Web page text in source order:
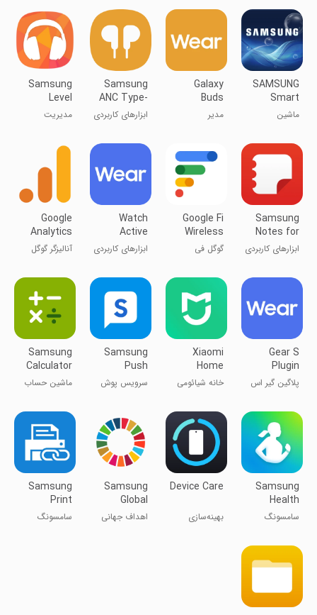
سامسونگ
سامسونگ)
سامسونگ
SAMSUNG
Smart
Washer/Dryer
ماشین
خشک‌کن
هوشمند
Galaxy
Buds
Manager
مدیر
Samsung
ANC Type-
C
ابزارهای کاربردی
Samsung
Level
مدیریت
Level
Samsung
Notes for
SAMSUNG
IWB
ابزارهای کاربردی
Google Fi
Wireless
گوگل فی
Watch
Active
Plugin
ابزارهای کاربردی
Google
Analytics
آنالیزگر گوگل
Gear S
Plugin
پلاگین گیر اس
Xiaomi
Home
خانه شیائومی
Samsung
Push
Service
سرویس پوش
Samsung
Calculator
ماشین حساب
Samsung
Health
سامسونگ
Device Care
بهینه‌سازی
Samsung
Global
Goals
اهداف جهانی
Samsung
Print
Service
Plugin
سامسونگ